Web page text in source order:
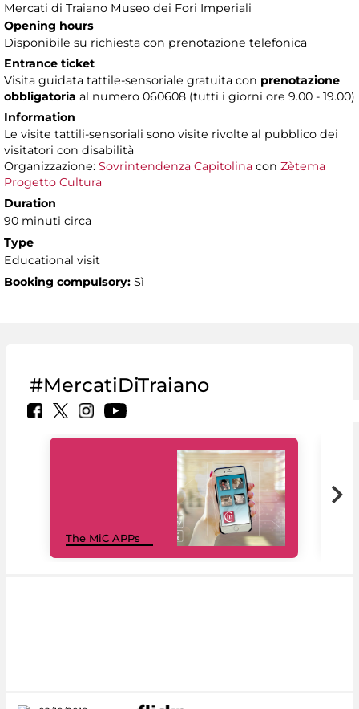
Mercati di Traiano Museo dei Fori Imperiali
Opening hours
Disponibile su richiesta con prenotazione telefonica
Entrance ticket
Visita guidata tattile-sensoriale gratuita con prenotazione
obbligatoria al numero 060608 (tutti i giorni ore 9.00 - 19.00)
Information
Le visite tattili-sensoriali sono visite rivolte al pubblico dei
visitatori con disabilità
Organizzazione: Sovrintendenza Capitolina con Zètema
Progetto Cultura
Duration
90 minuti circa
Type
Educational visit
Booking compulsory: Sì
#MercatiDiTraiano
The MiC APPs